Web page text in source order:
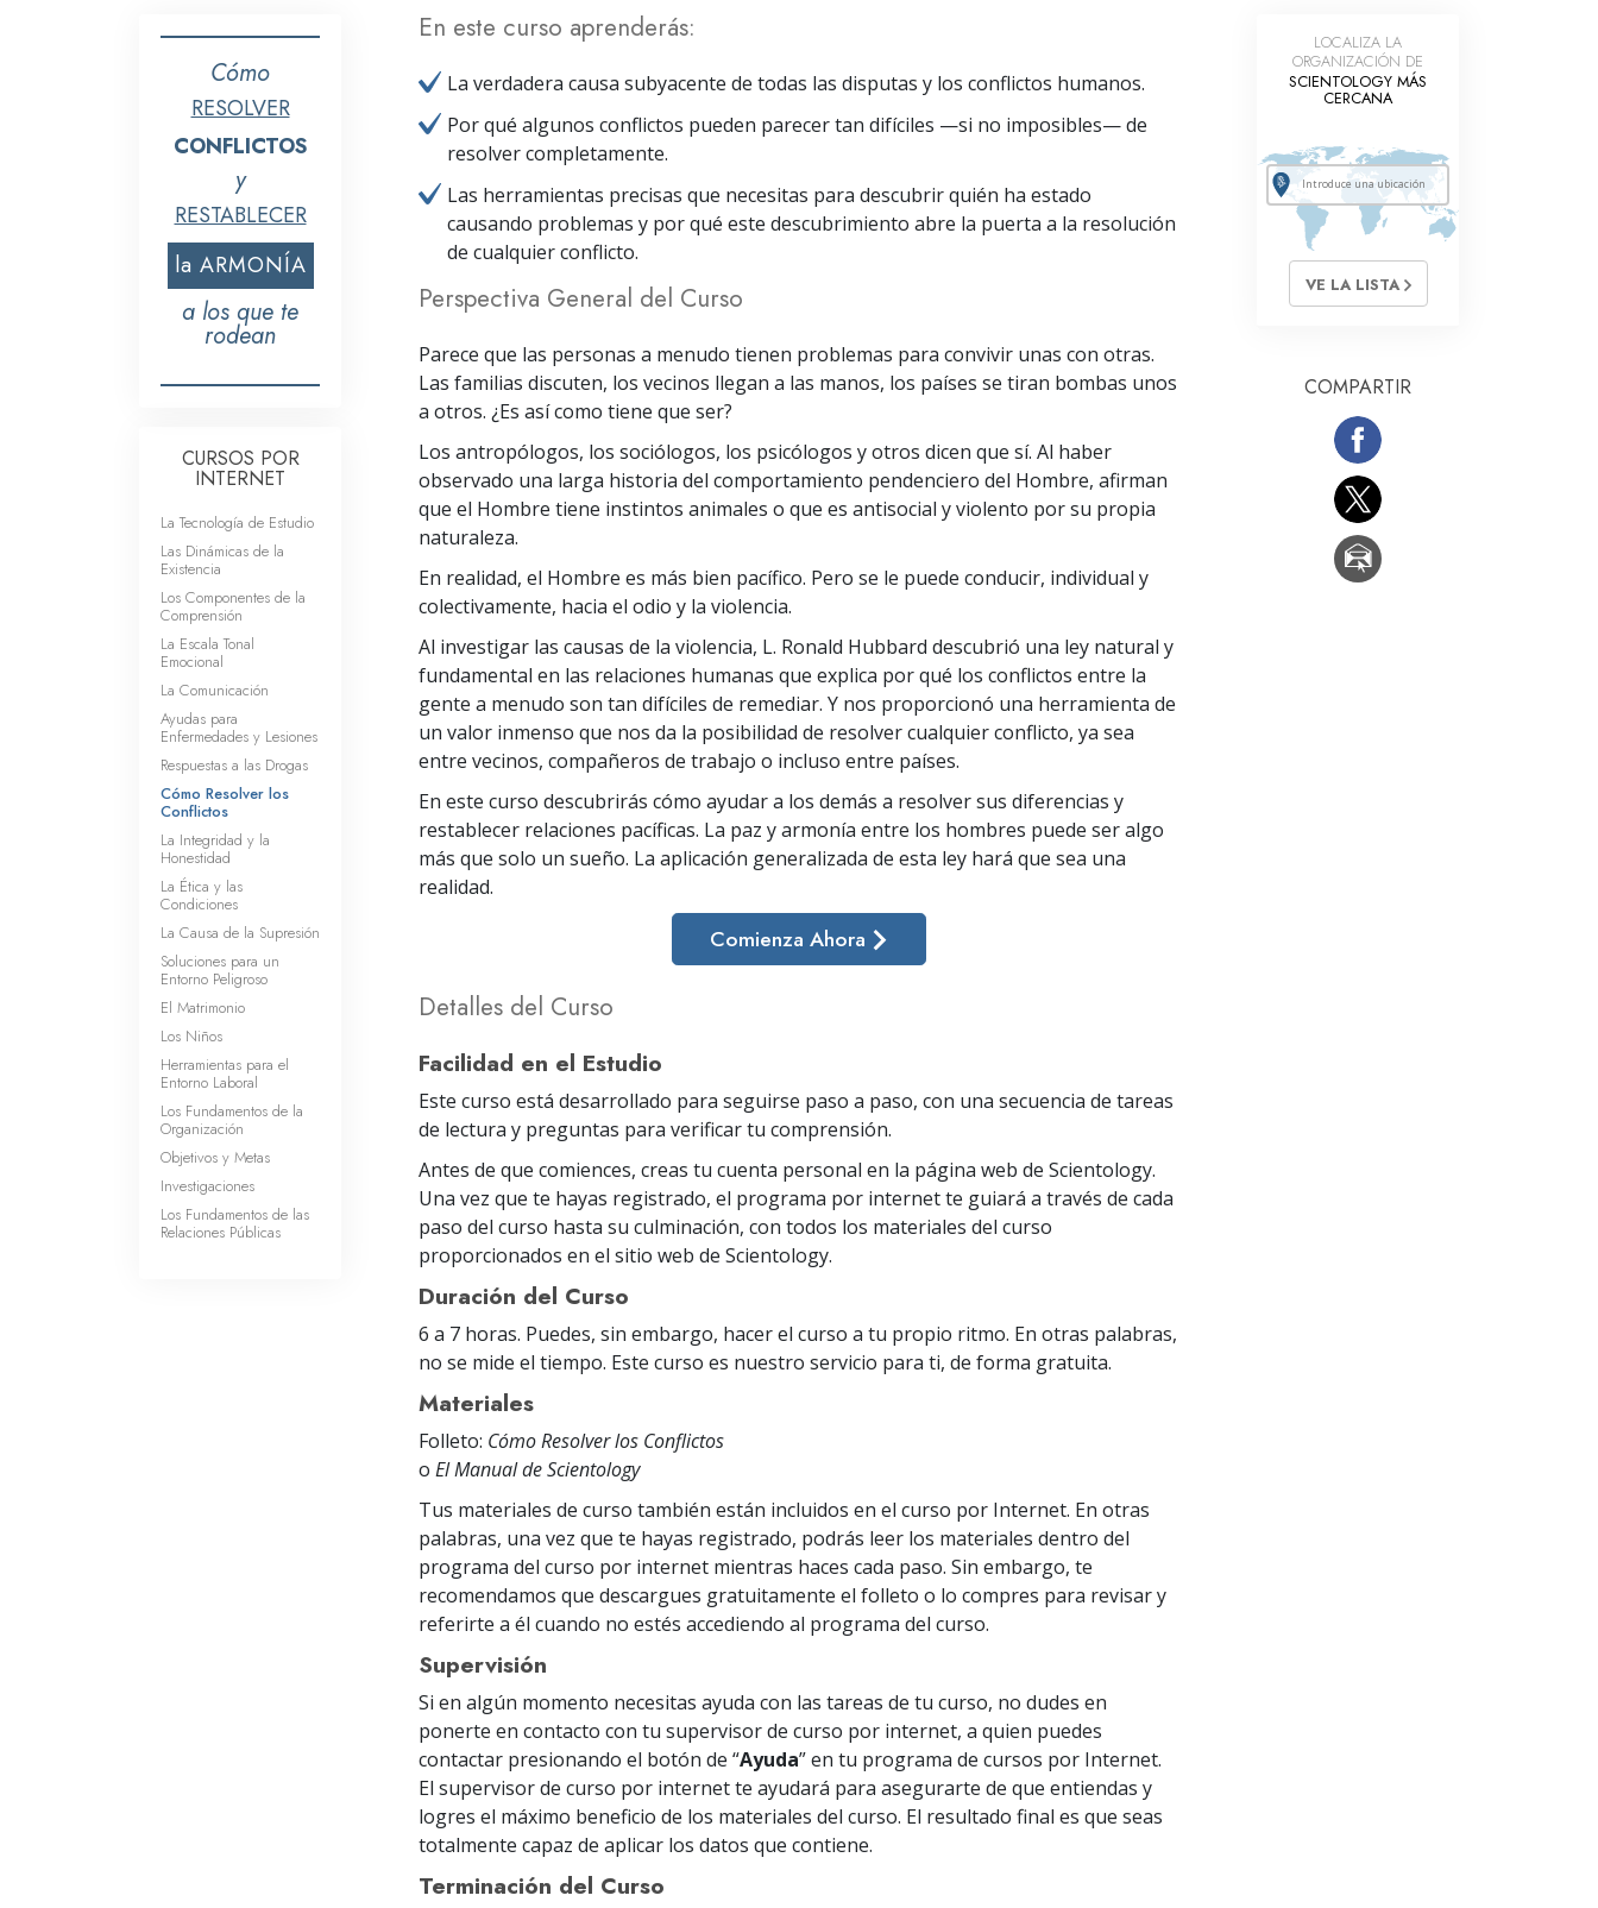
En este curso aprenderás:
La verdadera causa subyacente de todas las disputas y los conflictos humanos.
Por qué algunos conflictos pueden parecer tan difíciles —si no imposibles— de
resolver completamente.
Las herramientas precisas que necesitas para descubrir quién ha estado
causando problemas y por qué este descubrimiento abre la puerta a la resolución
de cualquier conflicto.
Perspectiva General del Curso
Parece que las personas a menudo tienen problemas para convivir unas con otras.
Las familias discuten, los vecinos llegan a las manos, los países se tiran bombas unos
a otros. ¿Es así como tiene que ser?
Los antropólogos, los sociólogos, los psicólogos y otros dicen que sí. Al haber
observado una larga historia del comportamiento pendenciero del Hombre, afirman
que el Hombre tiene instintos animales o que es antisocial y violento por su propia
naturaleza.
En realidad, el Hombre es más bien pacífico. Pero se le puede conducir, individual y
colectivamente, hacia el odio y la violencia.
Al investigar las causas de la violencia, L. Ronald Hubbard descubrió una ley natural y
fundamental en las relaciones humanas que explica por qué los conflictos entre la
gente a menudo son tan difíciles de remediar. Y nos proporcionó una herramienta de
un valor inmenso que nos da la posibilidad de resolver cualquier conflicto, ya sea
entre vecinos, compañeros de trabajo o incluso entre países.
En este curso descubrirás cómo ayudar a los demás a resolver sus diferencias y
restablecer relaciones pacíficas. La paz y armonía entre los hombres puede ser algo
más que solo un sueño. La aplicación generalizada de esta ley hará que sea una
realidad.
Comienza Ahora
Detalles del Curso
Facilidad en el Estudio
Este curso está desarrollado para seguirse paso a paso, con una secuencia de tareas
de lectura y preguntas para verificar tu comprensión.
Antes de que comiences, creas tu cuenta personal en la página web de Scientology.
Una vez que te hayas registrado, el programa por internet te guiará a través de cada
paso del curso hasta su culminación, con todos los materiales del curso
proporcionados en el sitio web de Scientology.
Duración del Curso
6 a 7 horas. Puedes, sin embargo, hacer el curso a tu propio ritmo. En otras palabras,
no se mide el tiempo. Este curso es nuestro servicio para ti, de forma gratuita.
Materiales
Folleto: Cómo Resolver los Conflictos
o El Manual de Scientology
Tus materiales de curso también están incluidos en el curso por Internet. En otras
palabras, una vez que te hayas registrado, podrás leer los materiales dentro del
programa del curso por internet mientras haces cada paso. Sin embargo, te
recomendamos que descargues gratuitamente el folleto o lo compres para revisar y
referirte a él cuando no estés accediendo al programa del curso.
Supervisión
Si en algún momento necesitas ayuda con las tareas de tu curso, no dudes en
ponerte en contacto con tu supervisor de curso por internet, a quien puedes
contactar presionando el botón de “Ayuda” en tu programa de cursos por Internet.
El supervisor de curso por internet te ayudará para asegurarte de que entiendas y
logres el máximo beneficio de los materiales del curso. El resultado final es que seas
totalmente capaz de aplicar los datos que contiene.
Terminación del Curso
Cómo
RESOLVER
CONFLICTOS
y
RESTABLECER
la ARMONÍA
a los que te
rodean
CURSOS POR
INTERNET
La Tecnología de Estudio
Las Dinámicas de la
Existencia
Los Componentes de la
Comprensión
La Escala Tonal
Emocional
La Comunicación
Ayudas para
Enfermedades y Lesiones
Respuestas a las Drogas
Cómo Resolver los
Conflictos
La Integridad y la
Honestidad
La Ética y las
Condiciones
La Causa de la Supresión
Soluciones para un
Entorno Peligroso
El Matrimonio
Los Niños
Herramientas para el
Entorno Laboral
Los Fundamentos de la
Organización
Objetivos y Metas
Investigaciones
Los Fundamentos de las
Relaciones Públicas
LOCALIZA LA
ORGANIZACIÓN DE
SCIENTOLOGY MÁS
CERCANA
VE LA LISTA
COMPARTIR